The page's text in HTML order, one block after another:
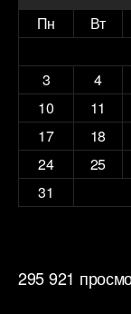
Пн
Вт
3
4
10
11
17
18
24
25
31
295 921